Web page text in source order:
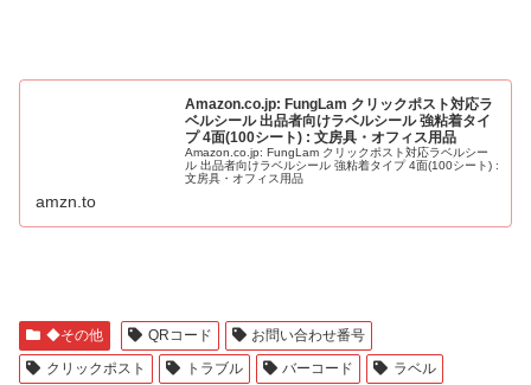
Amazon.co.jp: FungLam クリックポスト対応ラ
ベルシール 出品者向けラベルシール 強粘着タイ
プ 4面(100シート) : 文房具・オフィス用品
Amazon.co.jp: FungLam クリックポスト対応ラベルシー
ル 出品者向けラベルシール 強粘着タイプ 4面(100シート) :
文房具・オフィス用品
amzn.to
◆その他 QRコード
お問い合わせ番号
クリックポスト
トラブル バーコード
ラベル